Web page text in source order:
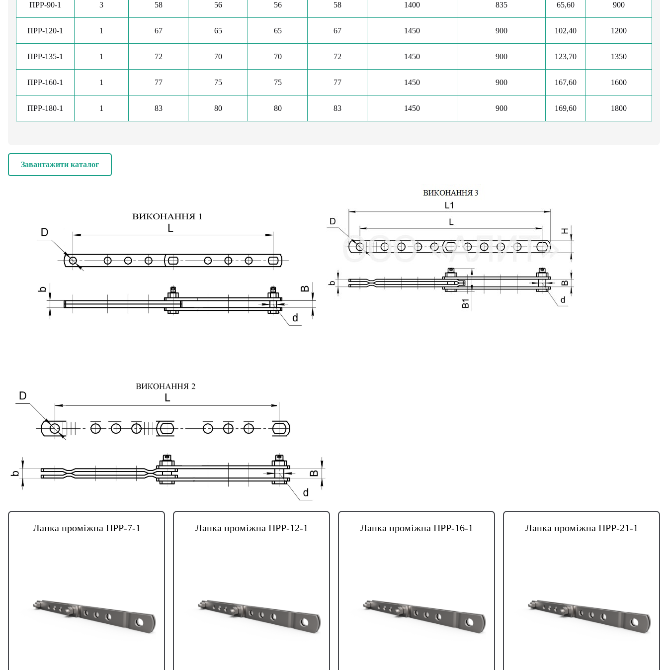
ПРР-90-1 3 58 56 56 58 1400 835 65,60 900
ПРР-120-1 1 67 65 65 67 1450 900 102,40 1200
ПРР-135-1 1 72 70 70 72 1450 900 123,70 1350
ПРР-160-1 1 77 75 75 77 1450 900 167,60 1600
ПРР-180-1 1 83 80 80 83 1450 900 169,60 1800
Завантажити каталог
Ланка проміжна ПРР-7-1 Ланка проміжна ПРР-12-1 Ланка проміжна ПРР-16-1 Ланка проміжна ПРР-21-1